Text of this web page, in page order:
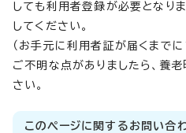
しても利用者登録が必要となり
してください。
（お手元に利用者証が届くまで
ご不明な点がありましたら、養
さい。
このページに関する お問い合